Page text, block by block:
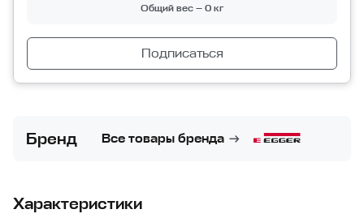
Общий вес — 0 кг
Подписаться
Бренд Все товары бренда
Характеристики